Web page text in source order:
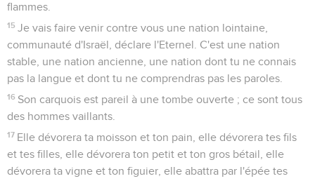
flammes.
15 Je vais faire venir contre vous une nation lointaine,
communauté d'Israël, déclare l'Eternel. C'est une nation
stable, une nation ancienne, une nation dont tu ne connais
pas la langue et dont tu ne comprendras pas les paroles.
16 Son carquois est pareil à une tombe ouverte ; ce sont tous
des hommes vaillants.
17 Elle dévorera ta moisson et ton pain, elle dévorera tes fils
et tes filles, elle dévorera ton petit et ton gros bétail, elle
dévorera ta vigne et ton figuier, elle abattra par l'épée tes